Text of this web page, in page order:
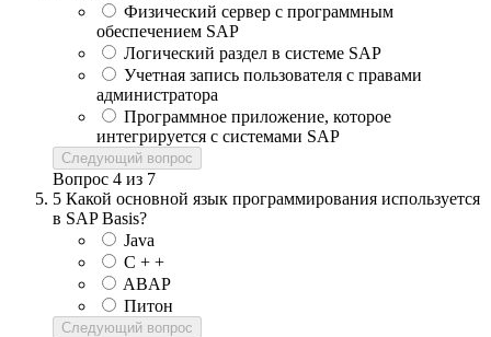
Физический сервер с программным
обеспечением SAP
Логический раздел в системе SAP
Учетная запись пользователя с правами
администратора
Программное приложение, которое
интегрируется с системами SAP
Следующий вопрос
Вопрос 4 из 7
5 Какой основной язык программирования используется
в SAP Basis?
Java
C + +
ABAP
Питон
Следующий вопрос